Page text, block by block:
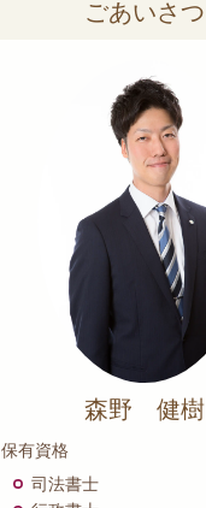
ごあいさつ
森野 健樹
保有資格
司法書士